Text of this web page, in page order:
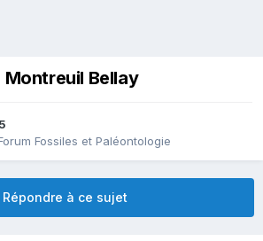
Bellay
Fossiles et Paléontologie
Répondre à ce sujet